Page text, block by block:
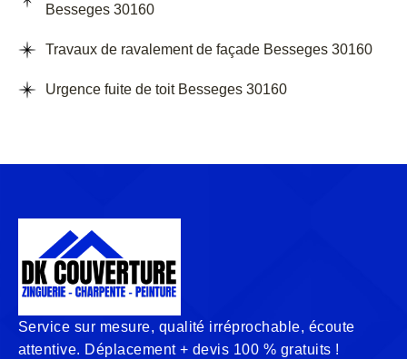
Besseges 30160
Travaux de ravalement de façade Besseges 30160
Urgence fuite de toit Besseges 30160
Service sur mesure, qualité irréprochable, écoute
attentive. Déplacement + devis 100 % gratuits !